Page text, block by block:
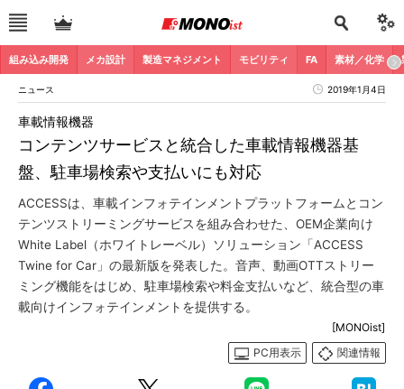
組み込み開発 メカ設計 製造マネジメント モビリティ FA 素材／化学
ニュース 2019年1月4日
コンテンツサービスと統合した車載情報機器基
盤、駐車場検索や支払いにも対応
車載情報機器
ACCESSは、車載インフォテインメントプラットフォームとコン
テンツストリーミングサービスを組み合わせた、OEM企業向け
White Label（ホワイトレーベル）ソリューション「ACCESS
Twine for Car」の最新版を発表した。音声、動画OTTストリー
ミング機能をはじめ、駐車場検索や料金支払いなど、統合型の車
載向けインフォテインメントを提供する。
[MONOist]
PC用表示
関連情報